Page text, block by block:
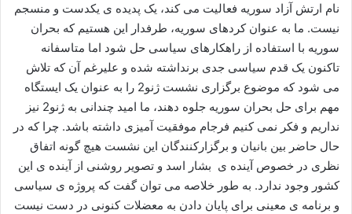
نام ارتش آزاد سوریه فعالیت می کند، یک پدیده ی یکدست و منسجم
نیست. ما به عنوان کردهای سوریه، طرفدار این هستیم که بحران
سوریه با استفاده از راهکارهای سیاسی حل شود اما متاسفانه
تاکنون یک قدم سیاسی جدی برنداشته شده و علیرغم آن که تلاش
می شود که موضوع برگزاری نشست ژنو2 را به عنوان یک ایستگاه
مهم برای حل بحران سوریه جلوه دهند، ما امید چندانی به ژنو2 نیز
نداریم و فکر نمی کنیم فرجام موفقیت آمیزی داشته باشد. چرا که در
حال حاضر بین بانیان و برگزارکنندگان این نشست هیچ گونه اتفاق
نظری در خصوص آینده ی بشار اسد و تصویر روشنی از آینده ی این
کشور وجود ندارد. به طور خلاصه می توان گفت که پروژه ی سیاسی
و برنامه ی معینی برای پایان دادن به معضلات کنونی در دست نیست